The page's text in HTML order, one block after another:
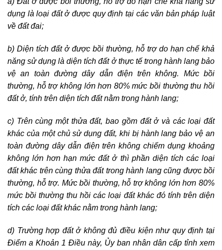
dụng là loại đất ở được quy định tại các văn bản pháp luật
về đất đai;
b) Diện tích đất ở được bồi thường, hỗ trợ do hạn chế khả
năng sử dụng là diện tích đất ở thực tế trong hành lang bảo
vệ an toàn đường dây dẫn điện trên không. Mức bồi
thường, hỗ trợ không lớn hơn 80% mức bồi thường thu hồi
đất ở, tính trên diện tích đất nằm trong hành lang;
c) Trên cùng một thửa đất, bao gồm đất ở và các loại đất
khác của một chủ sử dụng đất, khi bị hành lang bảo vệ an
toàn đường dây dẫn điện trên không chiếm dụng khoảng
không lớn hơn hạn mức đất ở thì phần diện tích các loại
đất khác trên cùng thửa đất trong hành lang cũng được bồi
thường, hỗ trợ. Mức bồi thường, hỗ trợ không lớn hơn 80%
mức bồi thường thu hồi các loại đất khác đó tính trên diện
tích các loại đất khác nằm trong hành lang;
d) Trường hợp đất ở không đủ điều kiện như quy định tại
Điểm a Khoản 1 Điều này, Ủy ban nhân dân cấp tỉnh xem